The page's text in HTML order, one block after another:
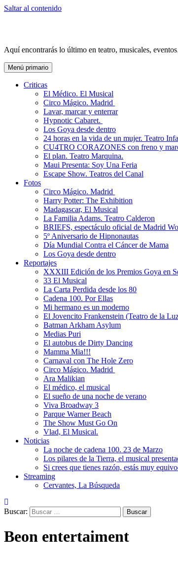
Saltar al contenido
Aquí encontrarás lo último en teatro, musicales,
Menú primario
Criticas
El Médico. El Musical
Circo Mágico. Madrid
Lavar, marcar y enterrar
Hypnotic Cabaret.
Los Goya desde dentro
24 horas en la vida de un mujer. Teatro
CU4TRO CORAZONES con freno y
El plan. Teatro Marquina.
Maui Presenta: Soy Una Feria
Escape Show. Teatros del Canal
Fotos
Circo Mágico. Madrid
Harry Potter: The Exhibition
Madagascar, El Musical
La Familia Adams. Teatro Calderon
BRIEFS, espectáculo oficial de Madrid
5º Aniversario de Hipnonautas
Día Mundial Contra el Cáncer de Mama
Los Goya desde dentro
Reportajes
XXXIII Edición de los Premios Goya en
33 El Musical
La Carta Perdida desde los 80
Cadena 100. Por Ellas
Mi hermano es un moderno
El Jovencito Frankenstein (Teatro de la
Batman Arkham Asylum
Medias Puri
El autobus de Dirty Dancing
Mamma Mia!!!
Carnaval con The Hole Zero
Circo Mágico. Madrid
Ara Malikian
El médico, el musical
El sueño de una noche de verano
Viva Broadway 3
Parque Warner Beach
The Show Must Go On
Vlad, El Musical.
Noticias
La noche de cadena 100. 23 de Marzo
Los pilares de la Tierra, el musical
Si crees que tienes razón, estás muy
Streaming
Cervantes, La Búsqueda
Buscar:
Beon entertaiment